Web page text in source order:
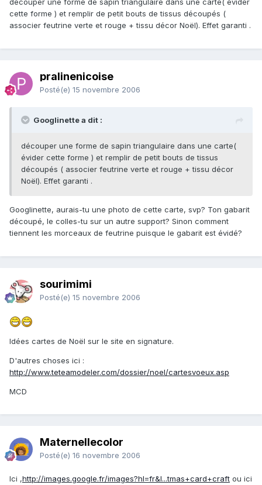
découper une forme de sapin triangulaire dans une carte( évider
cette forme ) et remplir de petit bouts de tissus découpés (
associer feutrine verte et rouge + tissu décor Noël). Effet garanti .
pralinenicoise
Posté(e) 15 novembre 2006
Googlinette a dit :
découper une forme de sapin triangulaire dans une carte(
évider cette forme ) et remplir de petit bouts de tissus
découpés ( associer feutrine verte et rouge + tissu décor
Noël). Effet garanti .
Googlinette, aurais-tu une photo de cette carte, svp? Ton gabarit
découpé, le colles-tu sur un autre support? Sinon comment
tiennent les morceaux de feutrine puisque le gabarit est évidé?
sourimimi
Posté(e) 15 novembre 2006
Idées cartes de Noël sur le site en signature.
D'autres choses ici :
http://www.teteamodeler.com/dossier/noel/cartesvoeux.asp
MCD
Maternellecolor
Posté(e) 16 novembre 2006
Ici ,http://images.google.fr/images?hl=fr&l...tmas+card+craft ou ici